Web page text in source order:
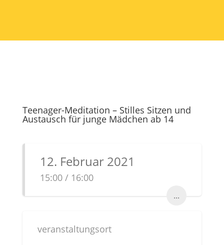
Teenager-Meditation – Stilles Sitzen und
Austausch für junge Mädchen ab 14
12. Februar 2021
15:00 / 16:00
...
veranstaltungsort